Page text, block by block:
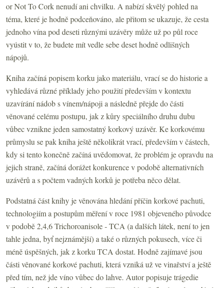
or Not To Cork nenudí ani chvilku. A nabízí skvělý pohled na
téma, které je hodně podceňováno, ale přitom se ukazuje, že cesta
jednoho vína pod deseti různými uzávěry může už po půl roce
vyústit v to, že budete mít vedle sebe deset hodně odlišných
nápojů.
Kniha začíná popisem korku jako materiálu, vrací se do historie a
vyhledává různé příklady jeho použití především v kontextu
uzavírání nádob s vínem/nápoji a následně přejde do části
věnované celému postupu, jak z kůry speciálního druhu dubu
vůbec vznikne jeden samostatný korkový uzávěr. Ke korkovému
průmyslu se pak kniha ještě několikrát vrací, především v částech,
kdy si tento konečně začíná uvědomovat, že problém je opravdu na
jejich straně, začíná dorážet konkurence v podobě alternativních
uzávěrů a s počtem vadných korků je potřeba něco dělat.
Podstatná část knihy je věnována hledání příčin korkové pachuti,
technologiím a postupům měření v roce 1981 objeveného původce
v podobě 2,4,6 Trichoroanisole - TCA (a dalších látek, není to jen
tahle jedna, byť nejznámější) a také o různých pokusech, více či
méně úspěšných, jak z korku TCA dostat. Hodně zajímavé jsou
části věnované korkové pachuti, která vzniká už ve vinařství a ještě
před tím, než jde víno vůbec do lahve. Autor popisuje trágedie